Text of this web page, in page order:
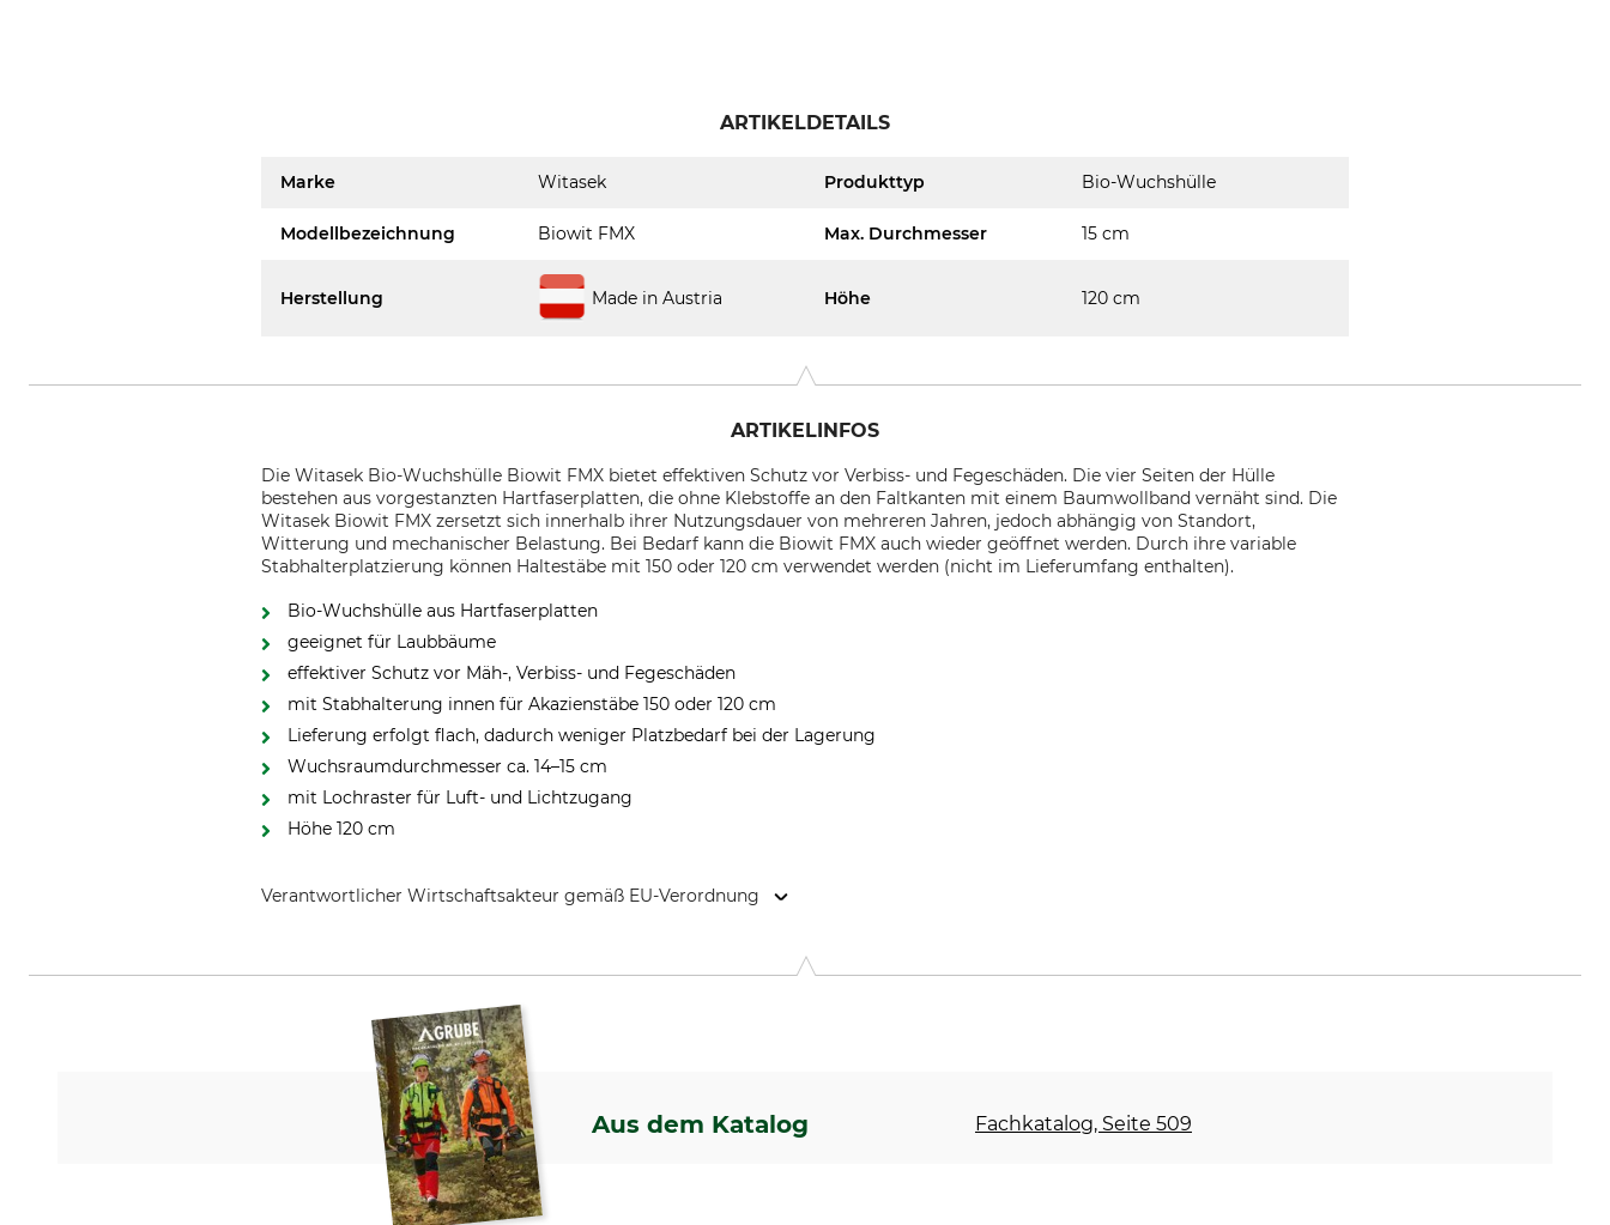
ARTIKELDETAILS
Marke Witasek Produkttyp Bio-Wuchshülle
Modellbezeichnung Biowit FMX Max. Durchmesser 15 cm
Herstellung Made in Austria Höhe 120 cm
ARTIKELINFOS
Die Witasek Bio-Wuchshülle Biowit FMX bietet effektiven Schutz vor Verbiss- und Fegeschäden. Die vier Seiten der Hülle
bestehen aus vorgestanzten Hartfaserplatten, die ohne Klebstoffe an den Faltkanten mit einem Baumwollband vernäht sind. Die
Witasek Biowit FMX zersetzt sich innerhalb ihrer Nutzungsdauer von mehreren Jahren, jedoch abhängig von Standort,
Witterung und mechanischer Belastung. Bei Bedarf kann die Biowit FMX auch wieder geöffnet werden. Durch ihre variable
Stabhalterplatzierung können Haltestäbe mit 150 oder 120 cm verwendet werden (nicht im Lieferumfang enthalten).
Bio-Wuchshülle aus Hartfaserplatten
geeignet für Laubbäume
effektiver Schutz vor Mäh-, Verbiss- und Fegeschäden
mit Stabhalterung innen für Akazienstäbe 150 oder 120 cm
Lieferung erfolgt flach, dadurch weniger Platzbedarf bei der Lagerung
Wuchsraumdurchmesser ca. 14–15 cm
mit Lochraster für Luft- und Lichtzugang
Höhe 120 cm
Verantwortlicher Wirtschaftsakteur gemäß EU-Verordnung
Aus dem Katalog Fachkatalog, Seite 509